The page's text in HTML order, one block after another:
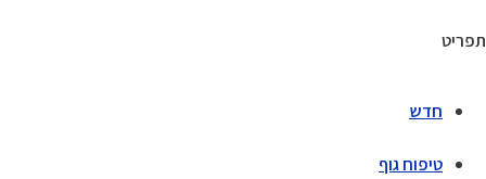
תפריט
חדש
טיפוח גוף